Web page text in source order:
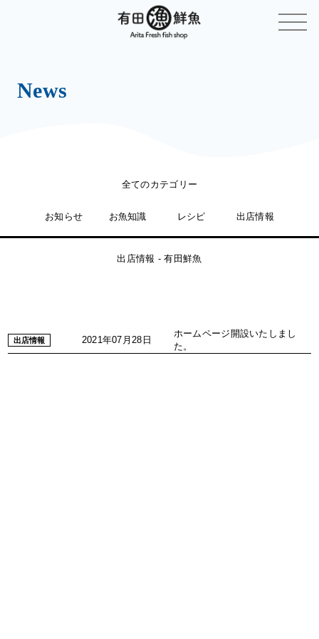
News
全てのカテゴリー
お知らせ お魚知識 レシピ 出店情報
出店情報 - 有田鮮魚
出店情報 2021年07月28日
ホームページ開設いたしまし
た。